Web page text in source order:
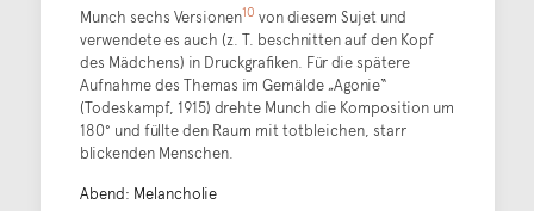
Munch sechs Versionen10 von diesem Sujet und
verwendete es auch (z. T. beschnitten auf den Kopf
des Mädchens) in Druckgrafiken. Für die spätere
Aufnahme des Themas im Gemälde „Agonie“
(Todeskampf, 1915) drehte Munch die Komposition um
180° und füllte den Raum mit totbleichen, starr
blickenden Menschen.
Abend: Melancholie